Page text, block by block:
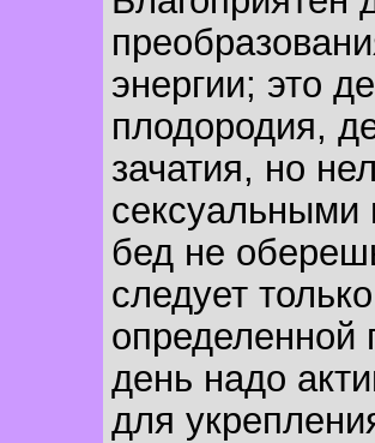
энергии; это
плодородия,
зачатия, но
сексуальными
бед не
следует
определенной
день надо
для